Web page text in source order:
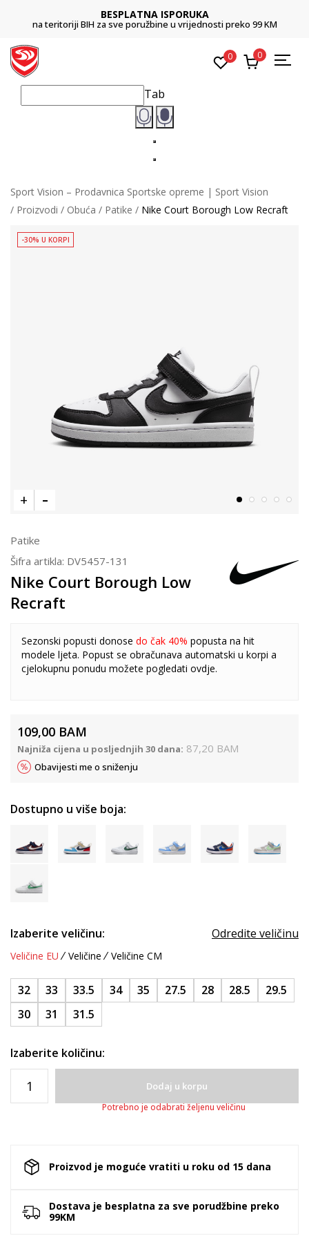
BESPLATNA ISPORUKA
na teritoriji BIH za sve poružbine u vrijednosti preko 99 KM
0 0
Tab
Sport Vision – Prodavnica Sportske opreme | Sport Vision
Proizvodi
Obuća Patike Nike Court Borough Low Recraft
-30% U KORPI
Patike
Šifra artikla: DV5457-131
Nike Court Borough Low
Recraft
Sezonski popusti donose do čak 40% popusta na hit
modele ljeta. Popust se obračunava automatski u korpi a
cjelokupnu ponudu možete pogledati ovdje.
109,00 BAM
Najniža cijena u posljednjih 30 dana: 87,20 BAM
Obavijesti me o sniženju
Dostupno u više boja:
Izaberite veličinu: Odredite veličinu
Veličine EU Veličine Veličine CM
32 33 33.5 34 35 27.5 28 28.5
29.5
30
31 31.5
Izaberite količinu:
Dodaj u korpu
Potrebno je odabrati željenu veličinu
Proizvod je moguće vratiti u roku od 15 dana
Dostava je besplatna za sve porudžbine preko
99KM